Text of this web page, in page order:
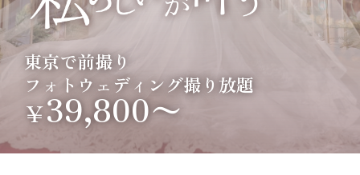
東京で前撮り
フォトウェディング撮り放題
￥39,800〜